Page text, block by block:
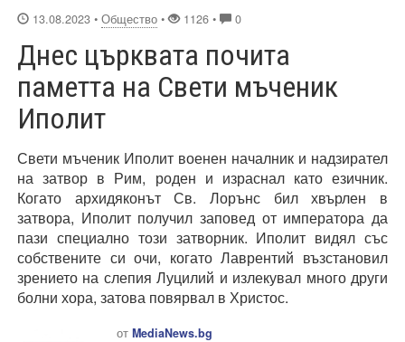
13.08.2023 • Общество • 1126 • 0
Днес църквата почита
паметта на Свети мъченик
Иполит
Свети мъченик Иполит военен началник и надзирател
на затвор в Рим, роден и израснал като езичник.
Когато архидяконът Св. Лорънс бил хвърлен в
затвора, Иполит получил заповед от императора да
пази специално този затворник. Иполит видял със
собствените си очи, когато Лаврентий възстановил
зрението на слепия Луцилий и излекувал много други
болни хора, затова повярвал в Христос.
от MediaNews.bg